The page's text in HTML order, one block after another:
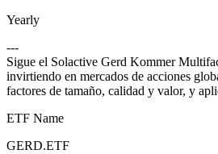
Yearly
---
Sigue el Solactive Gerd Kommer
invirtiendo en mercados de acciones
factores de tamaño, calidad y valor, y
ETF Name
GERD.ETF